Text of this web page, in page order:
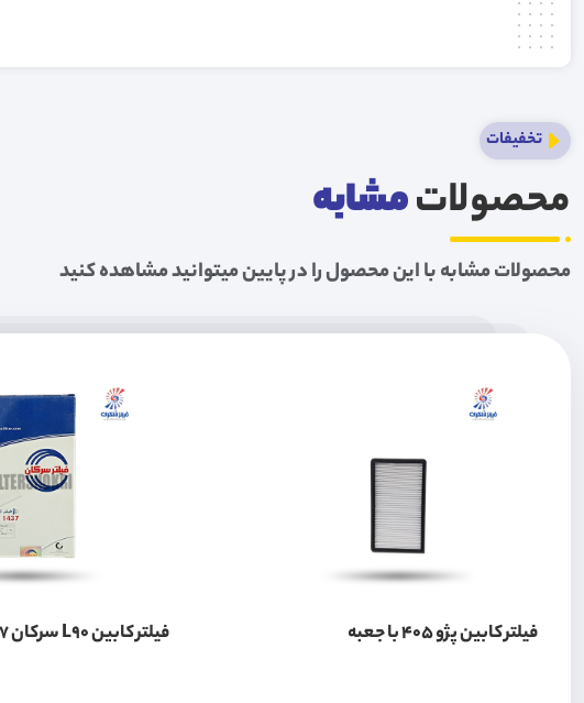
تخفیفات
محصولاتمشابه
محصولات مشابه با این محصول را در پایین میتوانید مشاهده کنید
فیلتر کابین پژو 405 با جعبه فیلتر کابین L90 سرکان 1437